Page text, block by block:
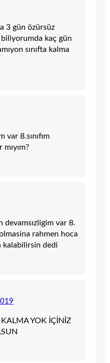
3 gün özürsüz
biliyorumda kaç gün
sınıfta kalma
var 8.sınıfım
mıyım?
devamsızligim var 8.
rahmen hoca
kalabilirsin dedi
KALMA YOK İÇİNİZ